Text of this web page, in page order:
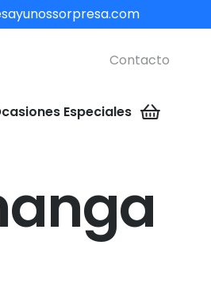
Contacto
Especiales